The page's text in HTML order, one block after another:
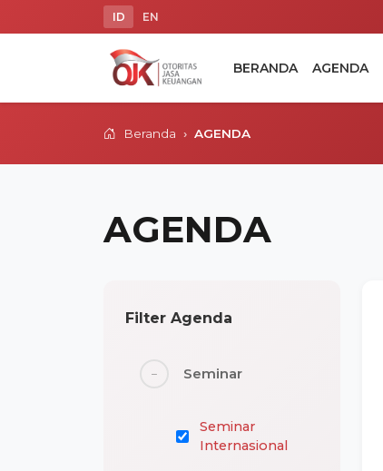
ID EN
BERANDA AGENDA
Beranda AGENDA
AGENDA
Filter Agenda
− Seminar
Seminar
Internasional